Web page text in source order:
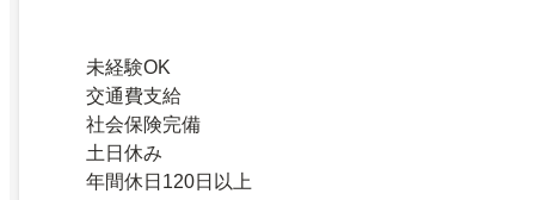
未経験OK
交通費支給
社会保険完備
土日休み
年間休日120日以上